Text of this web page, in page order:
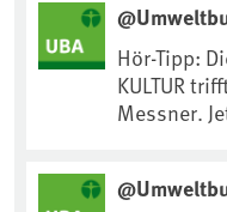
Hör-Tipp:
KULTUR
Messner.
fft/dirk-